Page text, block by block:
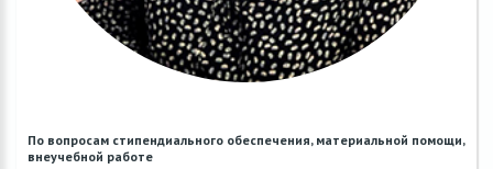
По вопросам стипендиального обеспечения, материальной помощи,
внеучебной работе